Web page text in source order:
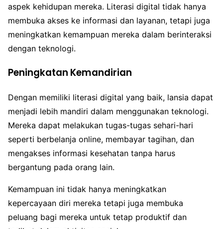
aspek kehidupan mereka. Literasi digital tidak hanya
membuka akses ke informasi dan layanan, tetapi juga
meningkatkan kemampuan mereka dalam berinteraksi
dengan teknologi.
Peningkatan Kemandirian
Dengan memiliki literasi digital yang baik, lansia dapat
menjadi lebih mandiri dalam menggunakan teknologi.
Mereka dapat melakukan tugas-tugas sehari-hari
seperti berbelanja online, membayar tagihan, dan
mengakses informasi kesehatan tanpa harus
bergantung pada orang lain.
Kemampuan ini tidak hanya meningkatkan
kepercayaan diri mereka tetapi juga membuka
peluang bagi mereka untuk tetap produktif dan